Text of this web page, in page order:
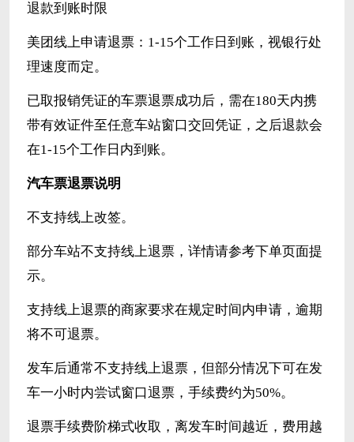
退款到账时限
美团线上申请退票：1-15个工作日到账，视银行处
理速度而定。
已取报销凭证的车票退票成功后，需在180天内携
带有效证件至任意车站窗口交回凭证，之后退款会
在1-15个工作日内到账。
汽车票退票说明
不支持线上改签。
部分车站不支持线上退票，详情请参考下单页面提
示。
支持线上退票的商家要求在规定时间内申请，逾期
将不可退票。
发车后通常不支持线上退票，但部分情况下可在发
车一小时内尝试窗口退票，手续费约为50%。
退票手续费阶梯式收取，离发车时间越近，费用越